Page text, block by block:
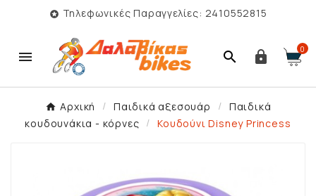
 Τηλεφωνικές Παραγγελίες: 2410552815
   0
Αρχική Παιδικά αξεσουάρ
Παιδικά
κουδουνάκια - κόρνες
Κουδούνι Disney Princess